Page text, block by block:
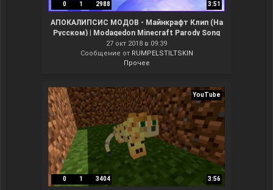
0 1 2988 3:51
АПОКАЛИПСИС МОДОВ - Майнкрафт Клип (На
Русском) | Modagedon Minecraft Parody Song
Animation RUS
27 окт 2018 в 09:39
Сообщение от RUMPELSTILTSKIN
Прочее
YouTube
0 1 3404 3:56